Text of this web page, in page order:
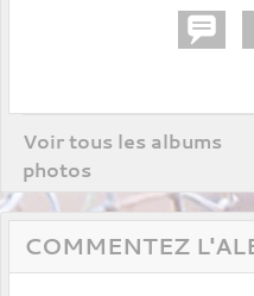
Voir tous les albums
photos
COMMENTEZ